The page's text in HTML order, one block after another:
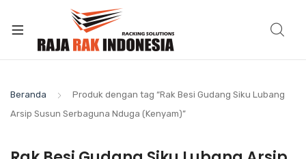
Beranda
Produk dengan tag “Rak Besi Gudang Siku Lubang
Arsip Susun Serbaguna Nduga (Kenyam)”